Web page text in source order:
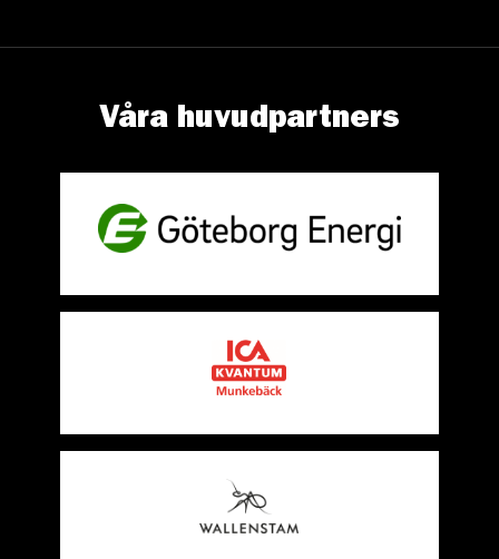
Våra huvudpartners